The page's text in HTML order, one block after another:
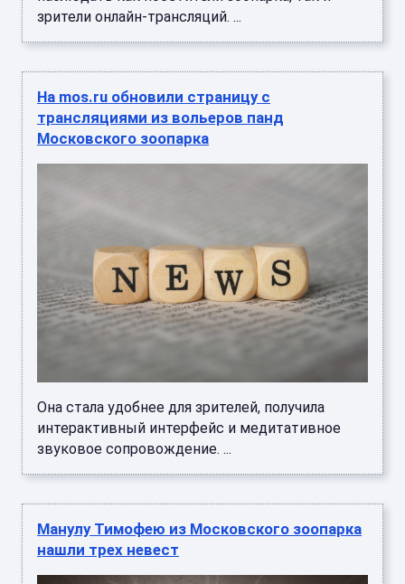
зрители онлайн-трансляций. ...
На mos.ru обновили страницу с
трансляциями из вольеров панд
Московского зоопарка
Она стала удобнее для зрителей, получила
интерактивный интерфейс и медитативное
звуковое сопровождение. ...
Манулу Тимофею из Московского зоопарка
нашли трех невест